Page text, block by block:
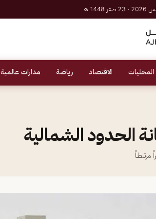
المحليات الاقتصاد رياضة مدارات عالمية
الحدود الشمالية
مرتبطاً